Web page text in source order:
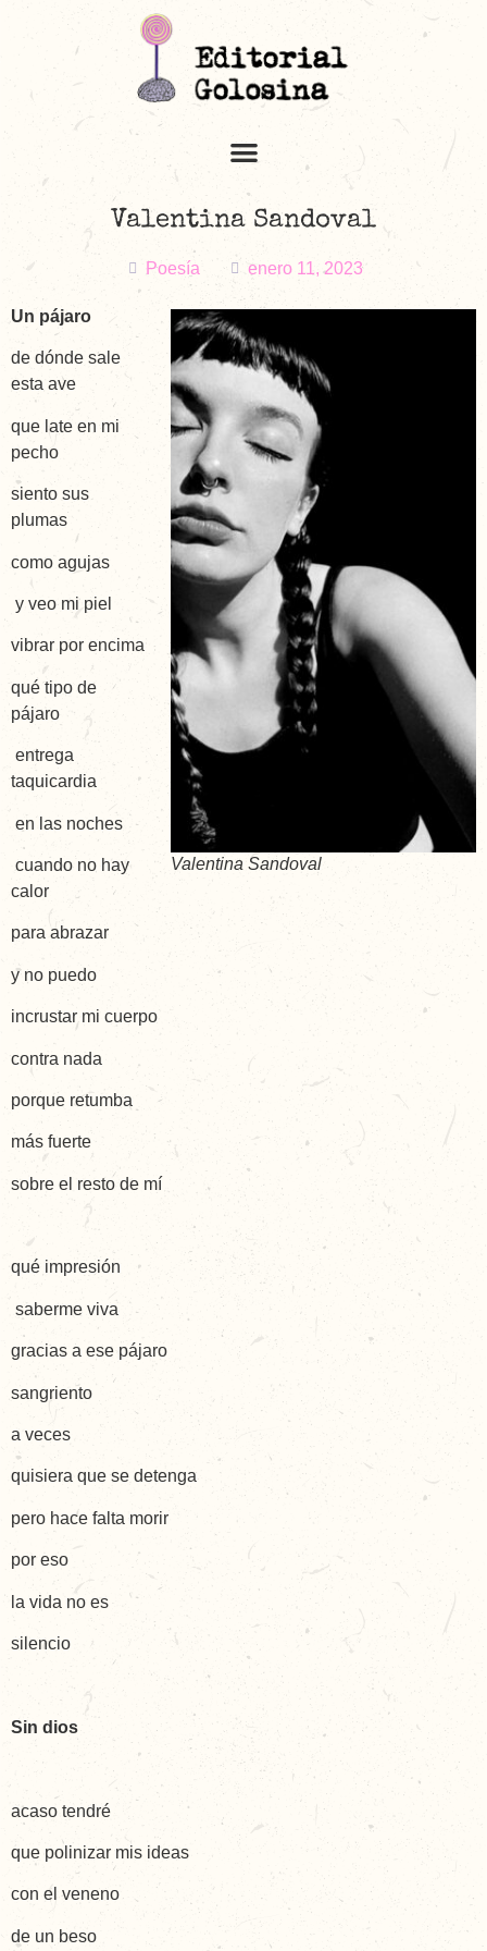
Valentina Sandoval
Poesía enero 11, 2023
Valentina Sandoval
Un pájaro
de dónde sale
esta ave
que late en mi
pecho
siento sus
plumas
como agujas
y veo mi piel
vibrar por encima
qué tipo de
pájaro
entrega
taquicardia
en las noches
cuando no hay
calor
para abrazar
y no puedo
incrustar mi cuerpo
contra nada
porque retumba
más fuerte
sobre el resto de mí
qué impresión
saberme viva
gracias a ese pájaro
sangriento
a veces
quisiera que se detenga
pero hace falta morir
por eso
la vida no es
silencio
Sin dios
acaso tendré
que polinizar mis ideas
con el veneno
de un beso